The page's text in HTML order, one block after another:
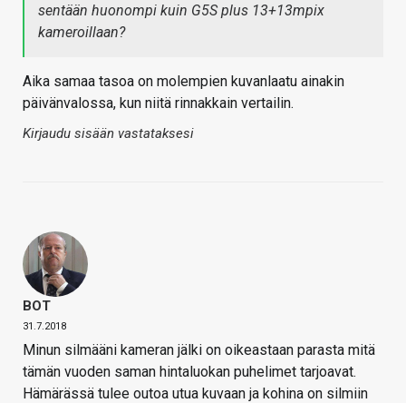
sentään huonompi kuin G5S plus 13+13mpix
kameroillaan?
Aika samaa tasoa on molempien kuvanlaatu ainakin
päivänvalossa, kun niitä rinnakkain vertailin.
Kirjaudu sisään vastataksesi
BOT
31.7.2018
Minun silmääni kameran jälki on oikeastaan parasta mitä
tämän vuoden saman hintaluokan puhelimet tarjoavat.
Hämärässä tulee outoa utua kuvaan ja kohina on silmiin